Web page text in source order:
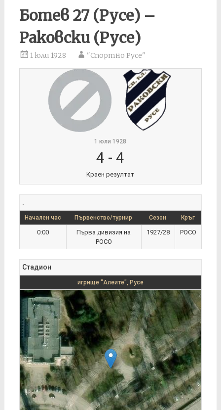
Ботев 27 (Русе) –
Раковски (Русе)
1 юли 1928 "Спортно Русе"
1 юли 1928
4 -4
Краен резултат
.
Начален час Първенство/турнир Сезон Кръг
0:00
Първа дивизия на
РОСО
1927/28 РОСО
Стадион
игрище "Алеите", Русе